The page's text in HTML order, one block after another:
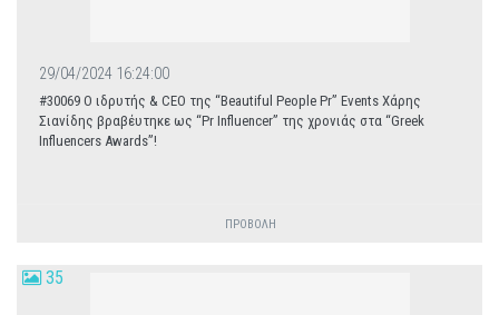
29/04/2024 16:24:00
#30069 Ο ιδρυτής & CEO της “Beautiful People Pr” Events Χάρης
Σιανίδης βραβέυτηκε ως “Pr Influencer” της χρονιάς στα “Greek
Influencers Awards”!
ΠΡΟΒΟΛΗ
35